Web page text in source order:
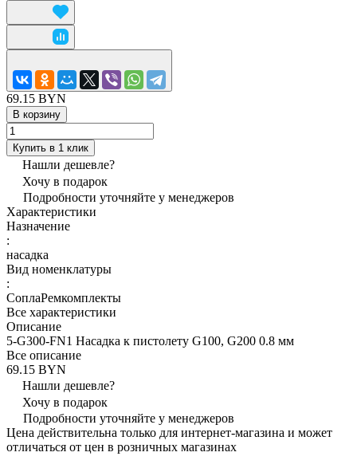
69.15 BYN
В корзину
Купить в 1 клик
Нашли дешевле?
Хочу в подарок
Подробности уточняйте у менеджеров
Характеристики
Назначение
:
насадка
Вид номенклатуры
:
СоплаРемкомплекты
Все характеристики
Описание
5-G300-FN1 Насадка к пистолету G100, G200 0.8 мм
Все описание
69.15 BYN
Нашли дешевле?
Хочу в подарок
Подробности уточняйте у менеджеров
Цена действительна только для интернет-магазина и может
отличаться от цен в розничных магазинах